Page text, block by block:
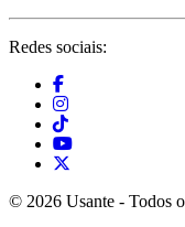
Redes sociais:
© 2026 Usante - Todos